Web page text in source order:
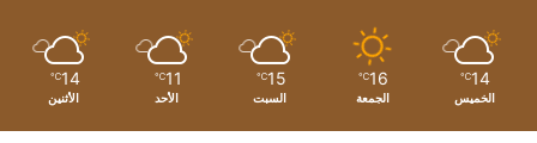
14
℃
الخميس
16
℃
الجمعة
15
℃
السبت
11
℃
الأحد
14
℃
الأثنين